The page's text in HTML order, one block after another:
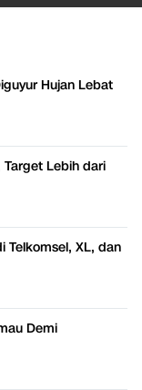
Hujan Lebat
Lebih dari
Telkomsel, XL, dan
Demi